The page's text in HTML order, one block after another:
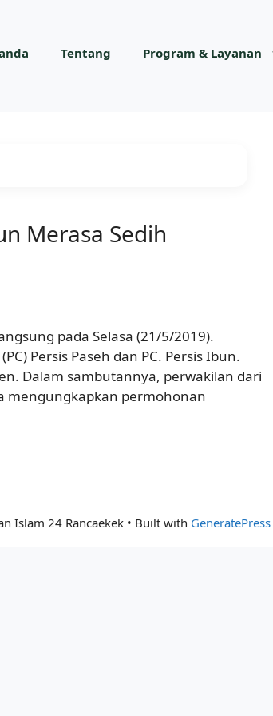
Tentang Program & Layanan
Merasa Sedih
pada Selasa (21/5/2019).
Persis Paseh dan PC. Persis Ibun.
Dalam sambutannya, perwakilan dari
mengungkapkan permohonan
Islam 24 Rancaekek• Built with GeneratePress